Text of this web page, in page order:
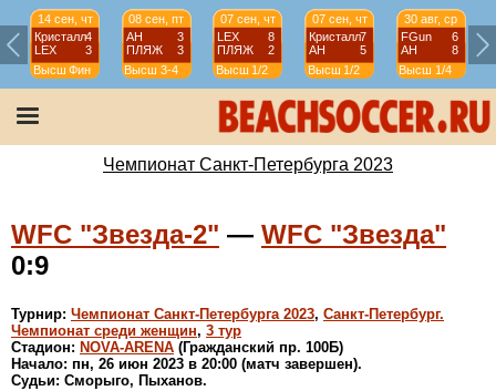
14 сен, чт
Кристалл4
LEX
3
Высш Фин
08 сен, пт
АН
3
ПЛЯЖ
3
Высш 3-4
07 сен, чт
LEX
8
ПЛЯЖ
2
Высш 1/2
07 сен, чт
Кристалл7
АН
5
Высш 1/2
30 авг, ср
FGun
6
АН
8
Высш 1/4
Чемпионат Санкт-Петербурга 2023
WFC "Звезда-2" — WFC "Звезда"
0:9
Турнир: Чемпионат Санкт-Петербурга 2023, Санкт-Петербург.
Чемпионат среди женщин, 3 тур
Стадион: NOVA-ARENA (Гражданский пр. 100Б)
Начало: пн, 26 июн 2023 в 20:00 (матч завершен).
Судьи: Сморыго, Пыханов.